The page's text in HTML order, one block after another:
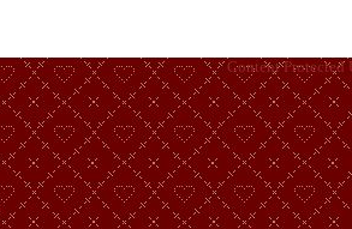
Content Protected